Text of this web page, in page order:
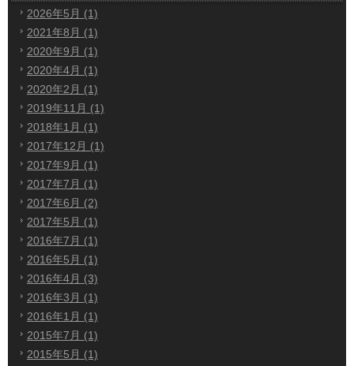
2026年5月 (1)
2021年8月 (1)
2020年9月 (1)
2020年4月 (1)
2020年2月 (1)
2019年11月 (1)
2018年1月 (1)
2017年12月 (1)
2017年9月 (1)
2017年7月 (1)
2017年6月 (2)
2017年5月 (1)
2016年7月 (1)
2016年5月 (1)
2016年4月 (3)
2016年3月 (1)
2016年1月 (1)
2015年7月 (1)
2015年5月 (1)